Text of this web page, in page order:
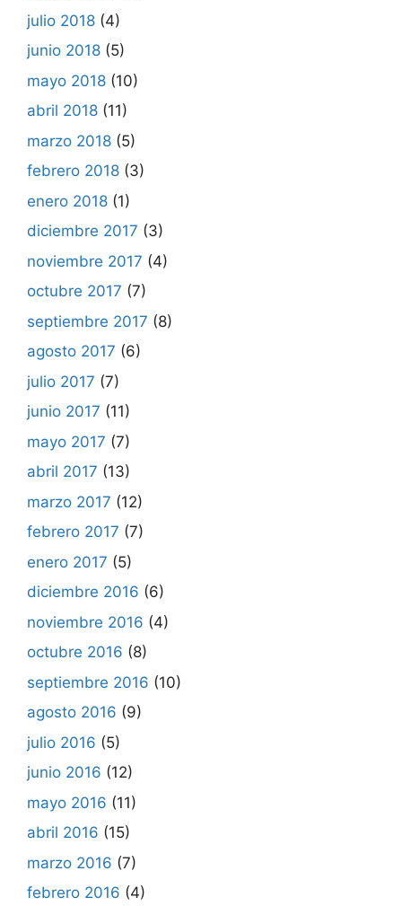
julio 2018 (4)
junio 2018 (5)
mayo 2018 (10)
abril 2018 (11)
marzo 2018 (5)
febrero 2018 (3)
enero 2018 (1)
diciembre 2017 (3)
noviembre 2017 (4)
octubre 2017 (7)
septiembre 2017 (8)
agosto 2017 (6)
julio 2017 (7)
junio 2017 (11)
mayo 2017 (7)
abril 2017 (13)
marzo 2017 (12)
febrero 2017 (7)
enero 2017 (5)
diciembre 2016 (6)
noviembre 2016 (4)
octubre 2016 (8)
septiembre 2016 (10)
agosto 2016 (9)
julio 2016 (5)
junio 2016 (12)
mayo 2016 (11)
abril 2016 (15)
marzo 2016 (7)
febrero 2016 (4)